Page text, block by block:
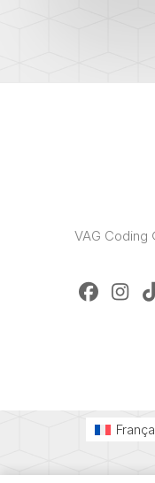
VAG Coding